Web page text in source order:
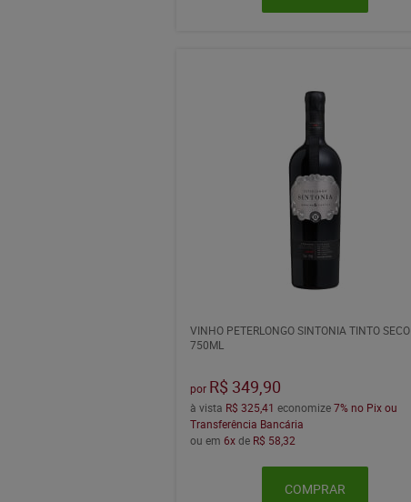
VINHO PETERLONGO SINTONIA TINTO SECO
750ML
por R$ 349,90
à vista R$ 325,41 economize7% no Pix ou
Transferência Bancária
ou em 6xde R$ 58,32
COMPRAR